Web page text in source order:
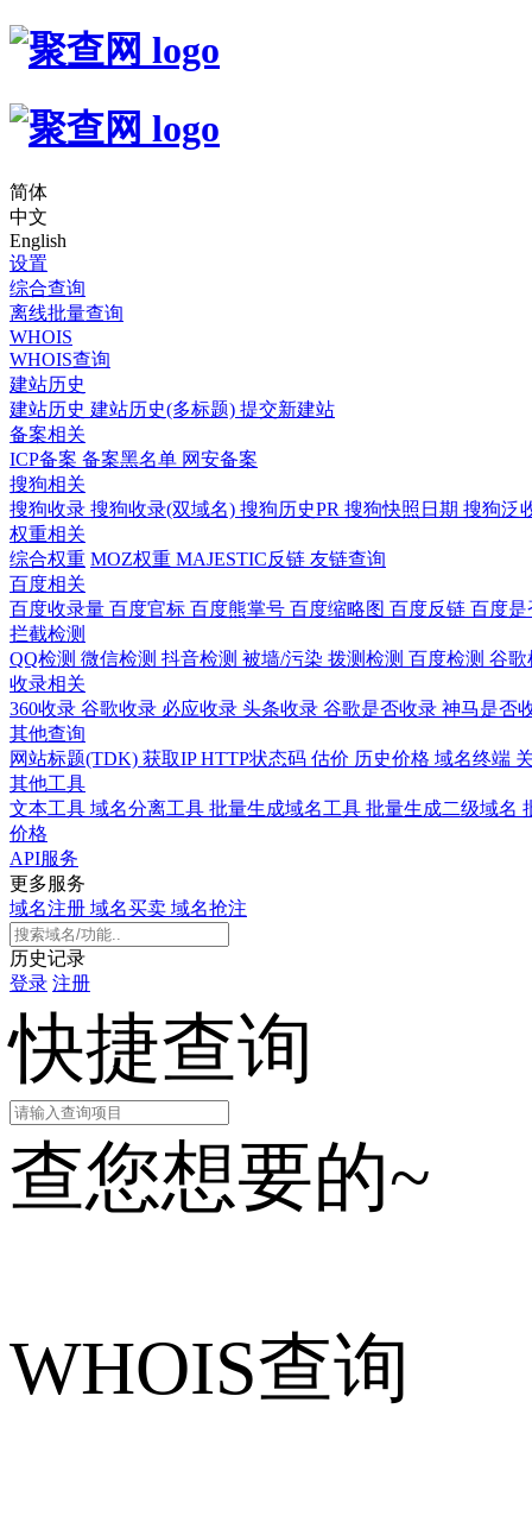
简体
中文
English
设置
综合查询
离线批量查询
WHOIS
WHOIS查询
建站历史
建站历史 建站历史(多标题) 提交新建站
备案相关
ICP备案 备案黑名单 网安备案
搜狗相关
搜狗收录 搜狗收录(双域名) 搜狗历史PR 搜狗快照日期 搜狗泛
权重相关
综合权重 MOZ权重 MAJESTIC反链 友链查询
百度相关
百度收录量 百度官标 百度熊掌号 百度缩略图 百度反链 百度
拦截检测
QQ检测 微信检测 抖音检测 被墙/污染 拨测检测 百度检测 谷
收录相关
360收录 谷歌收录 必应收录 头条收录 谷歌是否收录 神马是否
其他查询
网站标题(TDK) 获取IPHTTP状态码 估价 历史价格 域名终端
其他工具
文本工具 域名分离工具 批量生成域名工具 批量生成二级域名
价格
API服务
更多服务
域名注册 域名买卖 域名抢注
历史记录
登录 注册
快捷查询
查您想要的~
WHOIS查询